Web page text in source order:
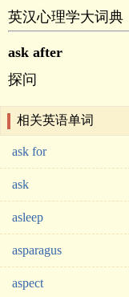
英汉心理学大词典
ask after
探问
相关英语单词
ask for
ask
asleep
asparagus
aspect